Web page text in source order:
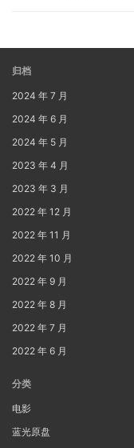
归档
2024 年 7 月
2024 年 6 月
2024 年 5 月
2023 年 4 月
2023 年 3 月
2022 年 12 月
2022 年 11 月
2022 年 10 月
2022 年 9 月
2022 年 8 月
2022 年 7 月
2022 年 6 月
分类
电影
蓝光原盘